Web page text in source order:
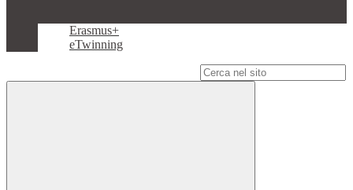
Erasmus+
eTwinning